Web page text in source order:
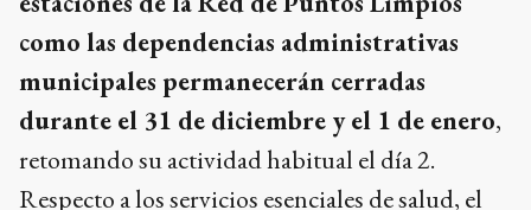
como las dependencias administrativas
municipales permanecerán cerradas
durante el 31 de diciembre y el 1 de enero,
retomando su actividad habitual el día 2.
Respecto a los servicios esenciales de salud, el